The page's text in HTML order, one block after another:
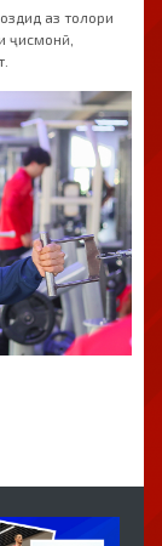
аз толори
ҷисмонӣ,